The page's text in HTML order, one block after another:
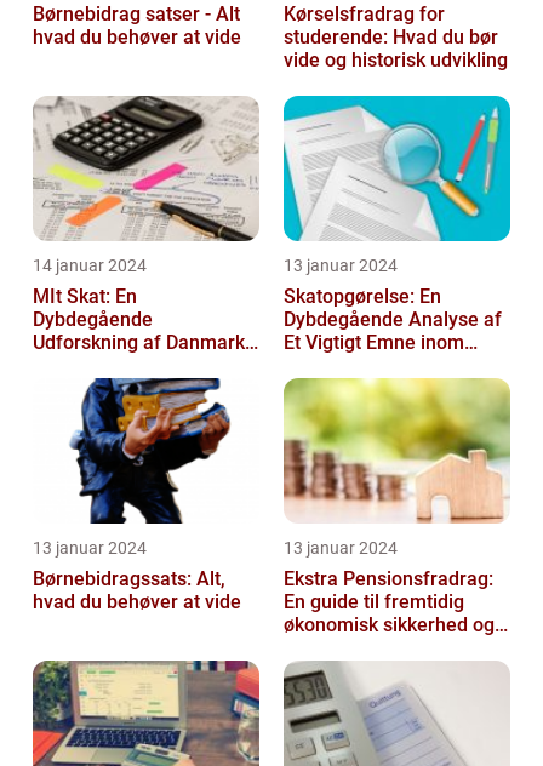
Børnebidrag satser - Alt
hvad du behøver at vide
Kørselsfradrag for
studerende: Hvad du bør
vide og historisk udvikling
14 januar 2024
MIt Skat: En
Dybdegående
Udforskning af Danmarks
13 januar 2024
Skatopgørelse: En
Dybdegående Analyse af
Et Vigtigt Emne inom
13 januar 2024
Børnebidragssats: Alt,
hvad du behøver at vide
13 januar 2024
Ekstra Pensionsfradrag:
En guide til fremtidig
økonomisk sikkerhed og